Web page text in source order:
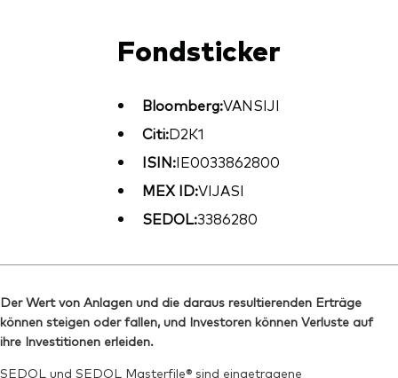
Fondsticker
Bloomberg:VANSIJI
Citi:D2K1
ISIN:IE0033862800
MEX ID:VIJASI
SEDOL:3386280
Der Wert von Anlagen und die daraus resultierenden Erträge
können steigen oder fallen, und Investoren können Verluste auf
ihre Investitionen erleiden.
SEDOL und SEDOL Masterfile® sind eingetragene